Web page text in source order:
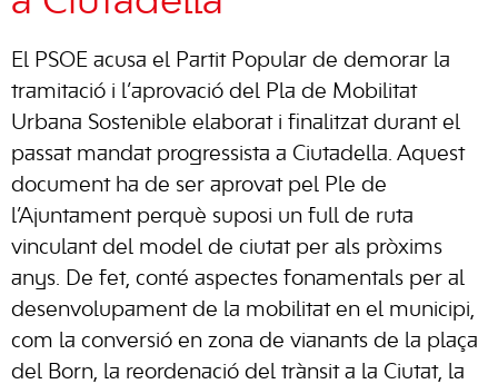
El PSOE acusa el Partit Popular de demorar la
tramitació i l’aprovació del Pla de Mobilitat
Urbana Sostenible elaborat i finalitzat durant el
passat mandat progressista a Ciutadella. Aquest
document ha de ser aprovat pel Ple de
l’Ajuntament perquè suposi un full de ruta
vinculant del model de ciutat per als pròxims
anys. De fet, conté aspectes fonamentals per al
desenvolupament de la mobilitat en el municipi,
com la conversió en zona de vianants de la plaça
del Born, la reordenació del trànsit a la Ciutat, la